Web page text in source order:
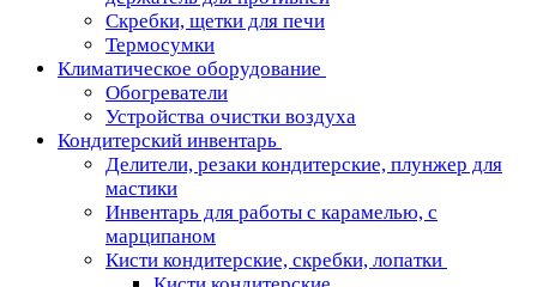
Скребки, щетки для печи
Термосумки
Климатическое оборудование
Обогреватели
Устройства очистки воздуха
Кондитерский инвентарь
Делители, резаки кондитерские, плунжер для
мастики
Инвентарь для работы с карамелью, с
марципаном
Кисти кондитерские, скребки, лопатки